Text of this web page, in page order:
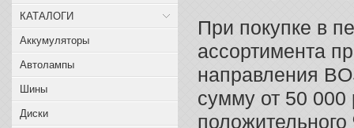
КАТАЛОГИ
Аккумуляторы
Автолампы
Шины
Диски
При покупке в
ассортимента
направления
сумму от 50